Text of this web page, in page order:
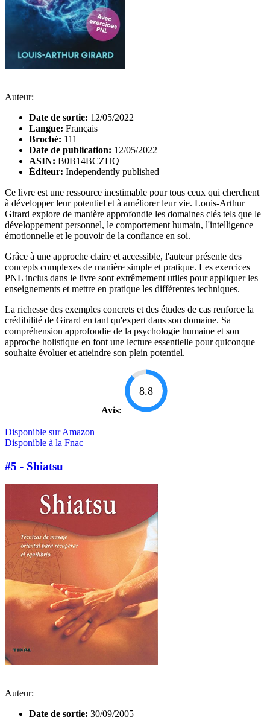
Auteur:
Date de sortie: 12/05/2022
Langue: Français
Broché: 111
Date de publication: 12/05/2022
ASIN: B0B14BCZHQ
Éditeur: Independently published
Ce livre est une ressource inestimable pour tous ceux qui cherchent
à développer leur potentiel et à améliorer leur vie. Louis-Arthur
Girard explore de manière approfondie les domaines clés tels que le
développement personnel, le comportement humain, l'intelligence
émotionnelle et le pouvoir de la confiance en soi.
Grâce à une approche claire et accessible, l'auteur présente des
concepts complexes de manière simple et pratique. Les exercices
PNL inclus dans le livre sont extrêmement utiles pour appliquer les
enseignements et mettre en pratique les différentes techniques.
La richesse des exemples concrets et des études de cas renforce la
crédibilité de Girard en tant qu'expert dans son domaine. Sa
compréhension approfondie de la psychologie humaine et son
approche holistique en font une lecture essentielle pour quiconque
souhaite évoluer et atteindre son plein potentiel.
Avis:
8.8
Disponible sur Amazon |
Disponible à la Fnac
#5 - Shiatsu
Auteur:
Date de sortie: 30/09/2005